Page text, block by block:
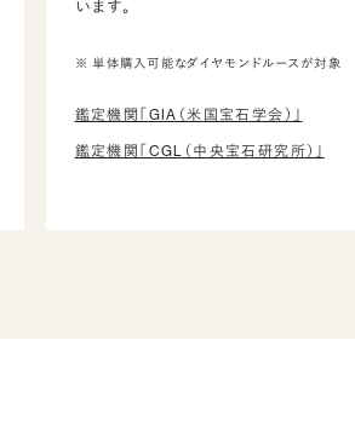
います。
※ 単体購入可能なダイヤモンドルースが対象
鑑定機関「GIA（米国宝石学会）」
鑑定機関「CGL（中央宝石研究所）」